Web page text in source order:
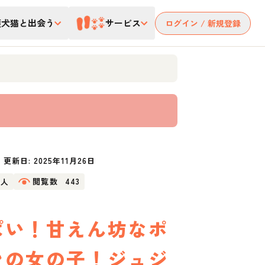
猫と出会う サービス ログイン / 新規登録
更新日: 2025年11月26日
閲覧数 443
！甘えん坊なポ
女の子！ジュジ